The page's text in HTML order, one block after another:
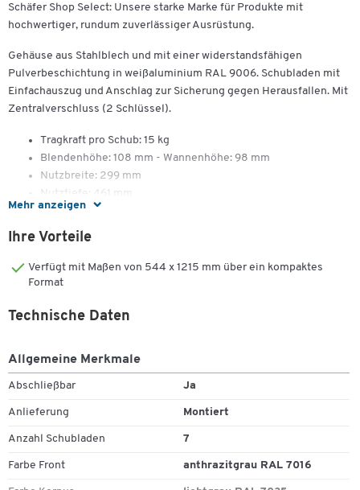
Mehr anzeigen
Schäfer Shop Select: Unsere starke Marke für Produkte mit
hochwertiger, rundum zuverlässiger Ausrüstung.
Gehäuse aus Stahlblech und mit einer widerstandsfähigen
Pulverbeschichtung in weißaluminium RAL 9006. Schubladen mit
Einfachauszug und Anschlag zur Sicherung gegen Herausfallen. Mit
Zentralverschluss (2 Schlüssel).
Tragkraft pro Schub: 15 kg
Blendenhöhe: 108 mm - Wannenhöhe: 98 mm
Nutzbreite: 299 mm
Nutztiefe: 461 mm
Typ SFR 70
Schubladenschrank mit Rollen und Griff
Maße: B 544 x T 500 x H 1215 mm
30 Jahre Garantie auf 5.000 Artikel
und längerfristig planen?
verschiedenster Produkte, sondern überzeugt vor allem auch mit
ihrer 100%igen Schäfer Shop-Qualität.
Ihre Vorteile
Verfügt mit Maßen von 544 x 1215 mm über ein kompaktes
Format
Technische Daten
Allgemeine Merkmale
Abschließbar Ja
Anlieferung Montiert
Anzahl Schubladen 7
Farbe Front anthrazitgrau RAL 7016